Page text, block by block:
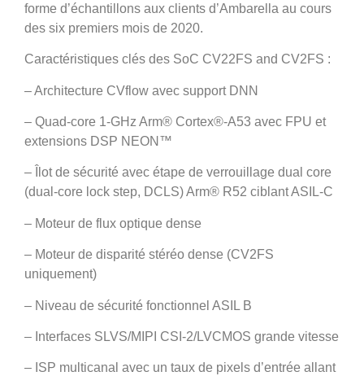
forme d’échantillons aux clients d’Ambarella au cours
des six premiers mois de 2020.
Caractéristiques clés des SoC CV22FS and CV2FS :
– Architecture CVflow avec support DNN
– Quad-core 1-GHz Arm® Cortex®-A53 avec FPU et
extensions DSP NEON™
– Îlot de sécurité avec étape de verrouillage dual core
(dual-core lock step, DCLS) Arm® R52 ciblant ASIL-C
– Moteur de flux optique dense
– Moteur de disparité stéréo dense (CV2FS
uniquement)
– Niveau de sécurité fonctionnel ASIL B
– Interfaces SLVS/MIPI CSI-2/LVCMOS grande vitesse
– ISP multicanal avec un taux de pixels d’entrée allant